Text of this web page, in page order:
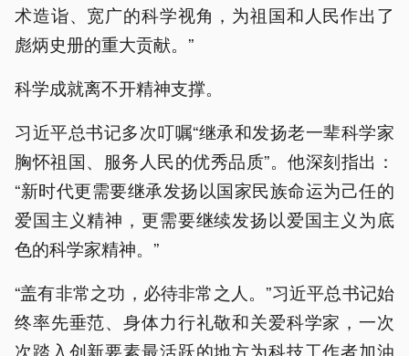
术造诣、宽广的科学视角，为祖国和人民作出了
彪炳史册的重大贡献。”
科学成就离不开精神支撑。
习近平总书记多次叮嘱“继承和发扬老一辈科学家
胸怀祖国、服务人民的优秀品质”。他深刻指出：
“新时代更需要继承发扬以国家民族命运为己任的
爱国主义精神，更需要继续发扬以爱国主义为底
色的科学家精神。”
“盖有非常之功，必待非常之人。”习近平总书记始
终率先垂范、身体力行礼敬和关爱科学家，一次
次踏入创新要素最活跃的地方为科技工作者加油